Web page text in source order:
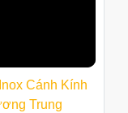
Cánh Kính
Trung